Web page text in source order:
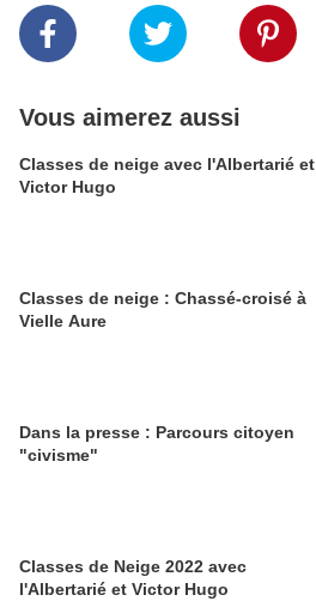
Vous aimerez aussi
Classes de neige avec l'Albertarié et
Victor Hugo
Classes de neige : Chassé-croisé à
Vielle Aure
Dans la presse : Parcours citoyen
"civisme"
Classes de Neige 2022 avec
l'Albertarié et Victor Hugo